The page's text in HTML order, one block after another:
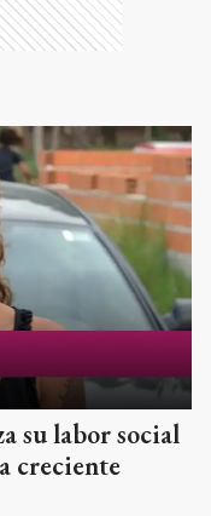
su labor social
creciente